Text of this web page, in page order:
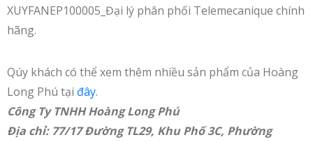
XUYFANEP100005_Đại lý phân phối Telemecanique chính
hãng.
Qúy khách có thể xem thêm nhiều sản phẩm của Hoàng
Long Phú tại đây.
Công Ty TNHH Hoàng Long Phú
Địa chỉ: 77/17 Đường TL29, Khu Phố 3C, Phường